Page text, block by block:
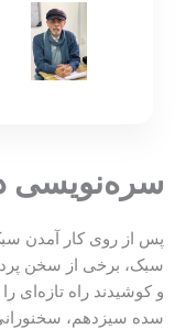
سره‌نویسی
پس از روی کار آمدن
سبک، برخی از سخن
و کوشیدند راه تازه‌ای
سده سیزدهم،